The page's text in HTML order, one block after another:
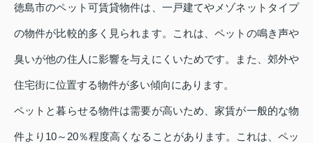
徳島市のペット可賃貸物件は、一戸建てやメゾネットタイプ
の物件が比較的多く見られます。これは、ペットの鳴き声や
臭いが他の住人に影響を与えにくいためです。また、郊外や
住宅街に位置する物件が多い傾向にあります。
ペットと暮らせる物件は需要が高いため、家賃が一般的な物
件より10～20％程度高くなることがあります。これは、ペッ